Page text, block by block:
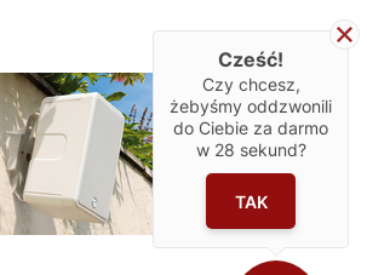
Cześć!
Czy chcesz,
żebyśmy oddzwonili
do Ciebie za darmo
w 28 sekund?
TAK